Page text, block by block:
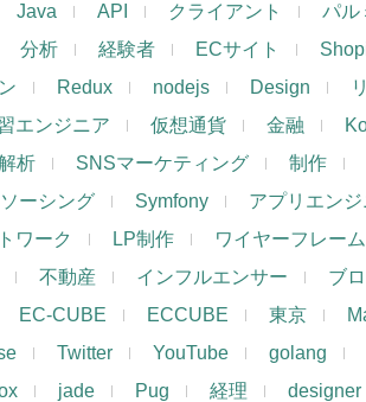
Java API クライアント パル
分析 経験者 ECサイト
Redux nodejs Design
エンジニア 仮想通貨 金融
析 SNSマーケティング 制作
ーシング Symfony アプリエンジ
ワーク LP制作 ワイヤーフレーム
不動産 インフルエンサー
ブ
EC-CUBE ECCUBE 東京
Twitter YouTube golang
jade Pug 経理 designer